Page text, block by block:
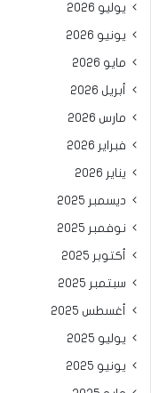
يوليو 2026
يونيو 2026
مايو 2026
أبريل 2026
مارس 2026
فبراير 2026
يناير 2026
ديسمبر 2025
نوفمبر 2025
أكتوبر 2025
سبتمبر 2025
أغسطس 2025
يوليو 2025
يونيو 2025